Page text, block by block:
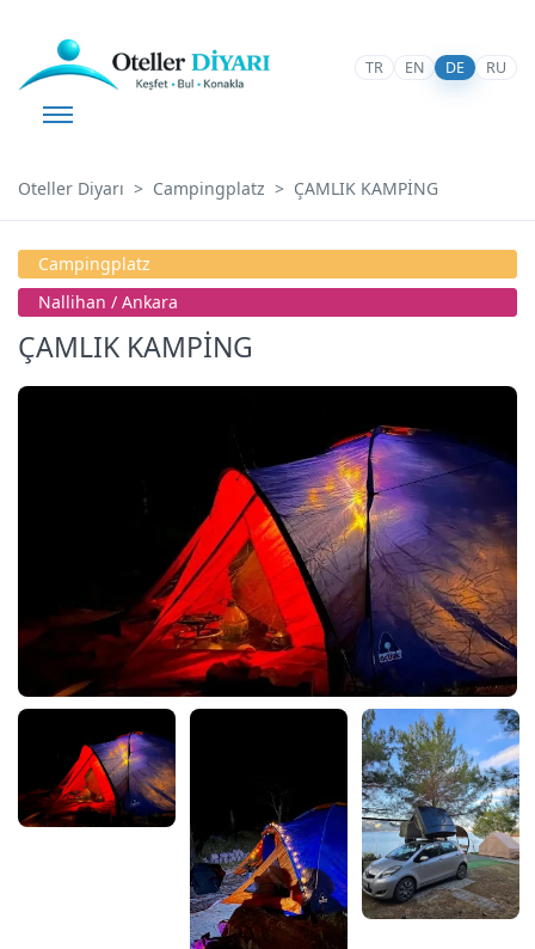
TR EN DE RU
Oteller Diyarı Campingplatz ÇAMLIK KAMPİNG
Campingplatz
Nallihan / Ankara
ÇAMLIK KAMPİNG